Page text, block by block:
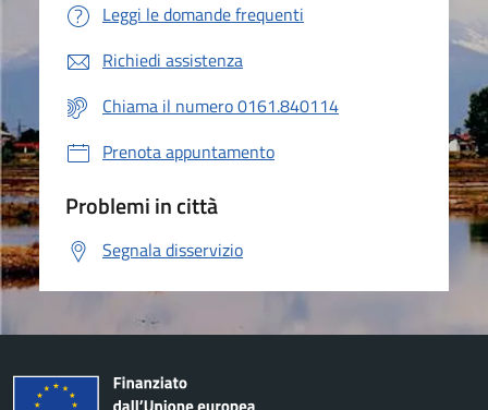
Leggi le domande frequenti
Richiedi assistenza
Chiama il numero 0161.840114
Prenota appuntamento
Problemi in città
Segnala disservizio